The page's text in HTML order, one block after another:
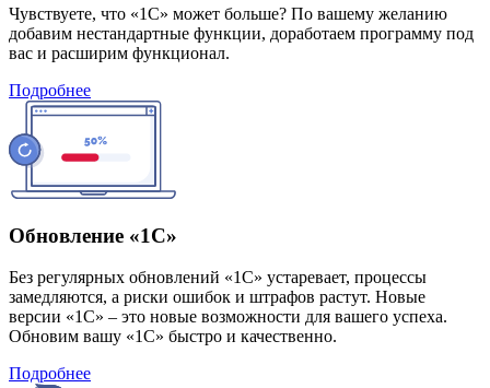
Чувствуете, что «1С» может больше? По вашему желанию
добавим нестандартные функции, доработаем программу под
вас и расширим функционал.
Подробнее
Обновление «1С»
Без регулярных обновлений «1С» устаревает, процессы
замедляются, а риски ошибок и штрафов растут. Новые
версии «1С» – это новые возможности для вашего успеха.
Обновим вашу «1С» быстро и качественно.
Подробнее